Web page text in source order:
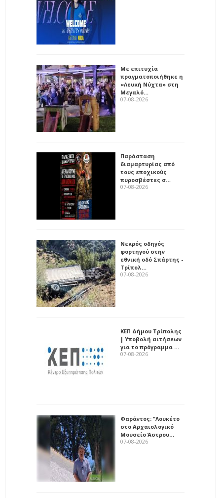
Με επιτυχία
πραγματοποιήθηκε η
«Λευκή Νύχτα» στη
Μεγαλό…
07-08-2026
Παράσταση
διαμαρτυρίας από
τους εποχικούς
πυροσβέστες σ…
07-08-2026
Νεκρός οδηγός
φορτηγού στην
εθνική οδό Σπάρτης -
Τρίπολ…
07-08-2026
ΚΕΠ Δήμου Τρίπολης
| Υποβολή αιτήσεων
για το πρόγραμμα …
07-08-2026
Φαράντος: "Λουκέτο
στο Αρχαιολογικό
Μουσείο Άστρου…
07-08-2026